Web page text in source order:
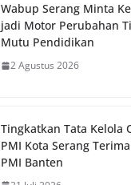
Wabup Serang Minta
jadi Motor Perubahan
Mutu Pendidikan
2 Agustus 2026
Tingkatkan Tata Kelola
PMI Kota Serang
PMI Banten